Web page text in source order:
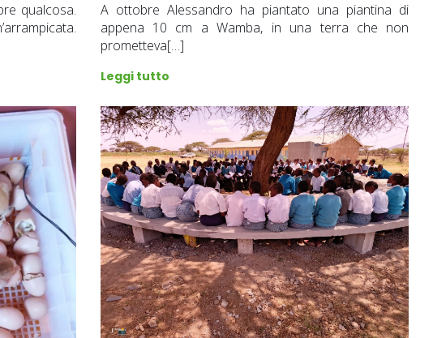
qualcosa.
A ottobre Alessandro ha piantato una piantina di
appena 10 cm a Wamba, in una terra che non
prometteva[…]
Leggi tutto